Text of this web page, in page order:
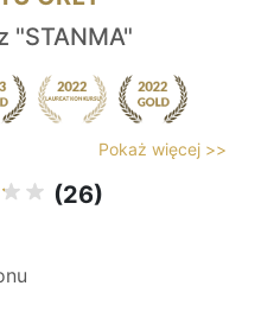
"STANMA"
Pokaż więcej >>
(26)